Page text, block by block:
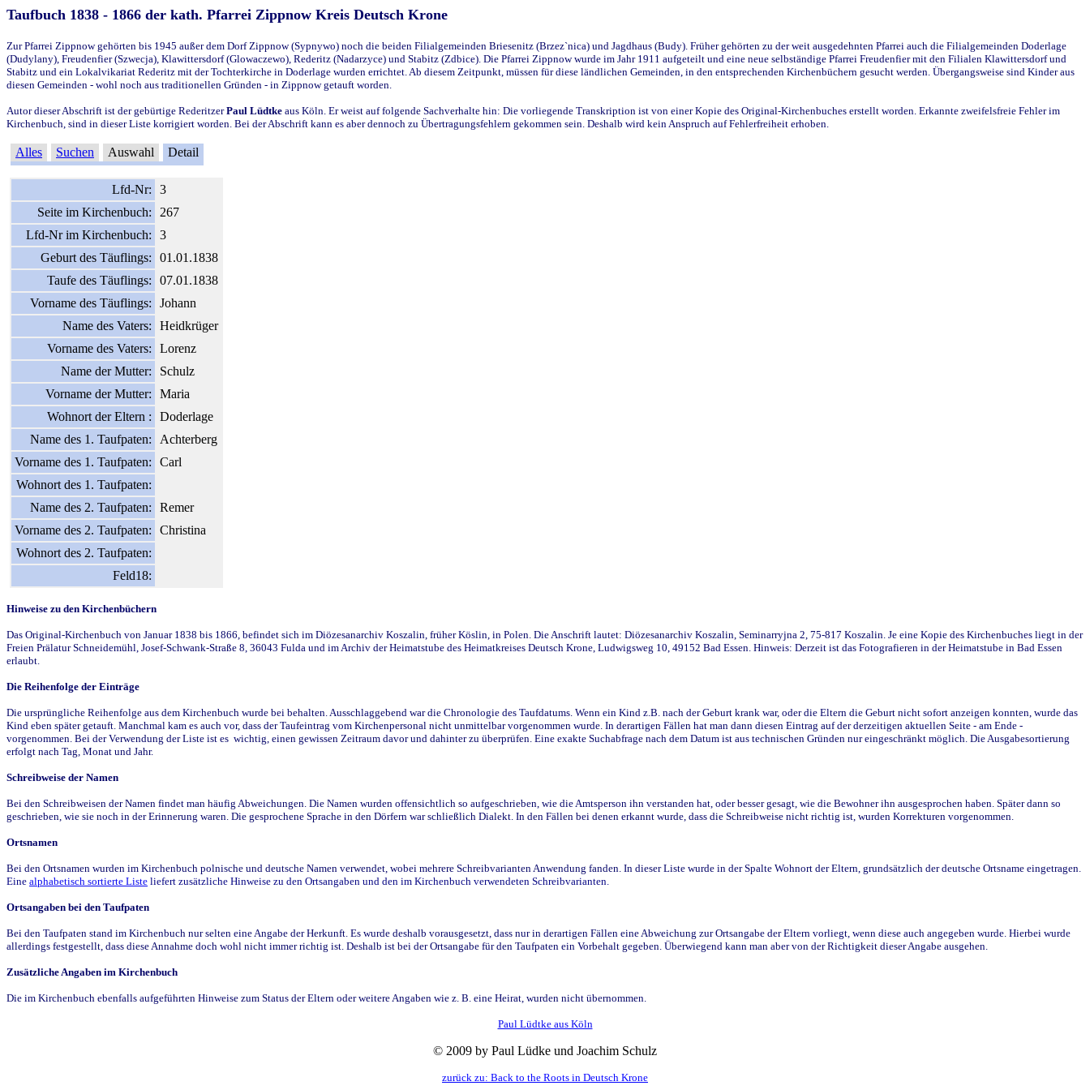
Taufbuch 1838 - 1866 der kath. Pfarrei Zippnow Kreis Deutsch Krone
Zur Pfarrei Zippnow gehörten bis 1945 außer dem Dorf Zippnow (Sypnywo) noch die beiden Filialgemeinden Briesenitz (Brzez`nica) und Jagdhaus (Budy). Früher gehörten zu der weit ausgedehnten Pfarrei auch die Filialgemeinden Doderlage
(Dudylany), Freudenfier (Szwecja), Klawittersdorf (Glowaczewo), Rederitz (Nadarzyce) und Stabitz (Zdbice). Die Pfarrei Zippnow wurde im Jahr 1911 aufgeteilt und eine neue selbständige Pfarrei Freudenfier mit den Filialen Klawittersdorf und
Stabitz und ein Lokalvikariat Rederitz mit der Tochterkirche in Doderlage wurden errichtet. Ab diesem Zeitpunkt, müssen für diese ländlichen Gemeinden, in den entsprechenden Kirchenbüchern gesucht werden. Übergangsweise sind Kinder aus
diesen Gemeinden - wohl noch aus traditionellen Gründen - in Zippnow getauft worden.
Autor dieser Abschrift ist der gebürtige RederitzerPaul Lüdtke aus Köln. Er weist auf folgende Sachverhalte hin: Die vorliegende Transkription ist von einer Kopie des Original-Kirchenbuches erstellt worden. Erkannte zweifelsfreie Fehler im
Kirchenbuch, sind in dieser Liste korrigiert worden. Bei der Abschrift kann es aber dennoch zu Übertragungsfehlern gekommen sein. Deshalb wird kein Anspruch auf Fehlerfreiheit erhoben.
Alles Suchen Auswahl Detail
Lfd-Nr:
3
Seite im Kirchenbuch:
267
Lfd-Nr im Kirchenbuch:
3
Geburt des Täuflings:
01.01.1838
Taufe des Täuflings:
07.01.1838
Vorname des Täuflings:
Johann
Name des Vaters:
Heidkrüger
Vorname des Vaters:
Lorenz
Name der Mutter:
Schulz
Vorname der Mutter:
Maria
Wohnort der Eltern :
Doderlage
Name des 1. Taufpaten:
Achterberg
Vorname des 1. Taufpaten:
Carl
Wohnort des 1. Taufpaten:
Name des 2. Taufpaten:
Remer
Vorname des 2. Taufpaten:
Christina
Wohnort des 2. Taufpaten:
Feld18:
Hinweise zu den Kirchenbüchern
Das Original-Kirchenbuch von Januar 1838 bis 1866, befindet sich im Diözesanarchiv Koszalin, früher Köslin, in Polen. Die Anschrift lautet: Diözesanarchiv Koszalin, Seminarryjna 2, 75-817 Koszalin. Je eine Kopie des Kirchenbuches liegt in der
Freien Prälatur Schneidemühl, Josef-Schwank-Straße 8, 36043 Fulda und im Archiv der Heimatstube des Heimatkreises Deutsch Krone, Ludwigsweg 10, 49152 Bad Essen. Hinweis: Derzeit ist das Fotografieren in der Heimatstube in Bad Essen
erlaubt.
Die Reihenfolge der Einträge
Die ursprüngliche Reihenfolge aus dem Kirchenbuch wurde bei behalten. Ausschlaggebend war die Chronologie des Taufdatums. Wenn ein Kind z.B. nach der Geburt krank war, oder die Eltern die Geburt nicht sofort anzeigen konnten, wurde das
Kind eben später getauft. Manchmal kam es auch vor, dass der Taufeintrag vom Kirchenpersonal nicht unmittelbar vorgenommen wurde. In derartigen Fällen hat man dann diesen Eintrag auf der derzeitigen aktuellen Seite - am Ende -
vorgenommen. Bei der Verwendung der Liste ist es wichtig, einen gewissen Zeitraum davor und dahinter zu überprüfen. Eine exakte Suchabfrage nach dem Datum ist aus technischen Gründen nur eingeschränkt möglich. Die Ausgabesortierung
erfolgt nach Tag, Monat und Jahr.
Schreibweise der Namen
Bei den Schreibweisen der Namen findet man häufig Abweichungen. Die Namen wurden offensichtlich so aufgeschrieben, wie die Amtsperson ihn verstanden hat, oder besser gesagt, wie die Bewohner ihn ausgesprochen haben. Später dann so
geschrieben, wie sie noch in der Erinnerung waren. Die gesprochene Sprache in den Dörfern war schließlich Dialekt. In den Fällen bei denen erkannt wurde, dass die Schreibweise nicht richtig ist, wurden Korrekturen vorgenommen.
Ortsnamen
Bei den Ortsnamen wurden im Kirchenbuch polnische und deutsche Namen verwendet, wobei mehrere Schreibvarianten Anwendung fanden. In dieser Liste wurde in der Spalte Wohnort der Eltern, grundsätzlich der deutsche Ortsname eingetragen.
Eine alphabetisch sortierte Liste liefert zusätzliche Hinweise zu den Ortsangaben und den im Kirchenbuch verwendeten Schreibvarianten.
Ortsangaben bei den Taufpaten
Bei den Taufpaten stand im Kirchenbuch nur selten eine Angabe der Herkunft. Es wurde deshalb vorausgesetzt, dass nur in derartigen Fällen eine Abweichung zur Ortsangabe der Eltern vorliegt, wenn diese auch angegeben wurde. Hierbei wurde
allerdings festgestellt, dass diese Annahme doch wohl nicht immer richtig ist. Deshalb ist bei der Ortsangabe für den Taufpaten ein Vorbehalt gegeben. Überwiegend kann man aber von der Richtigkeit dieser Angabe ausgehen.
Zusätzliche Angaben im Kirchenbuch
Die im Kirchenbuch ebenfalls aufgeführten Hinweise zum Status der Eltern oder weitere Angaben wie z. B. eine Heirat, wurden nicht übernommen.
Paul Lüdtke aus Köln
© 2009 by Paul Lüdke und Joachim Schulz
zurück zu: Back to the Roots in Deutsch Krone